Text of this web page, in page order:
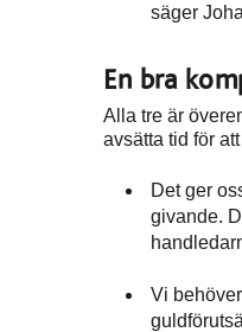
säger
En bra
Alla tre är
avsätta tid för
Det ger
givande.
Vi